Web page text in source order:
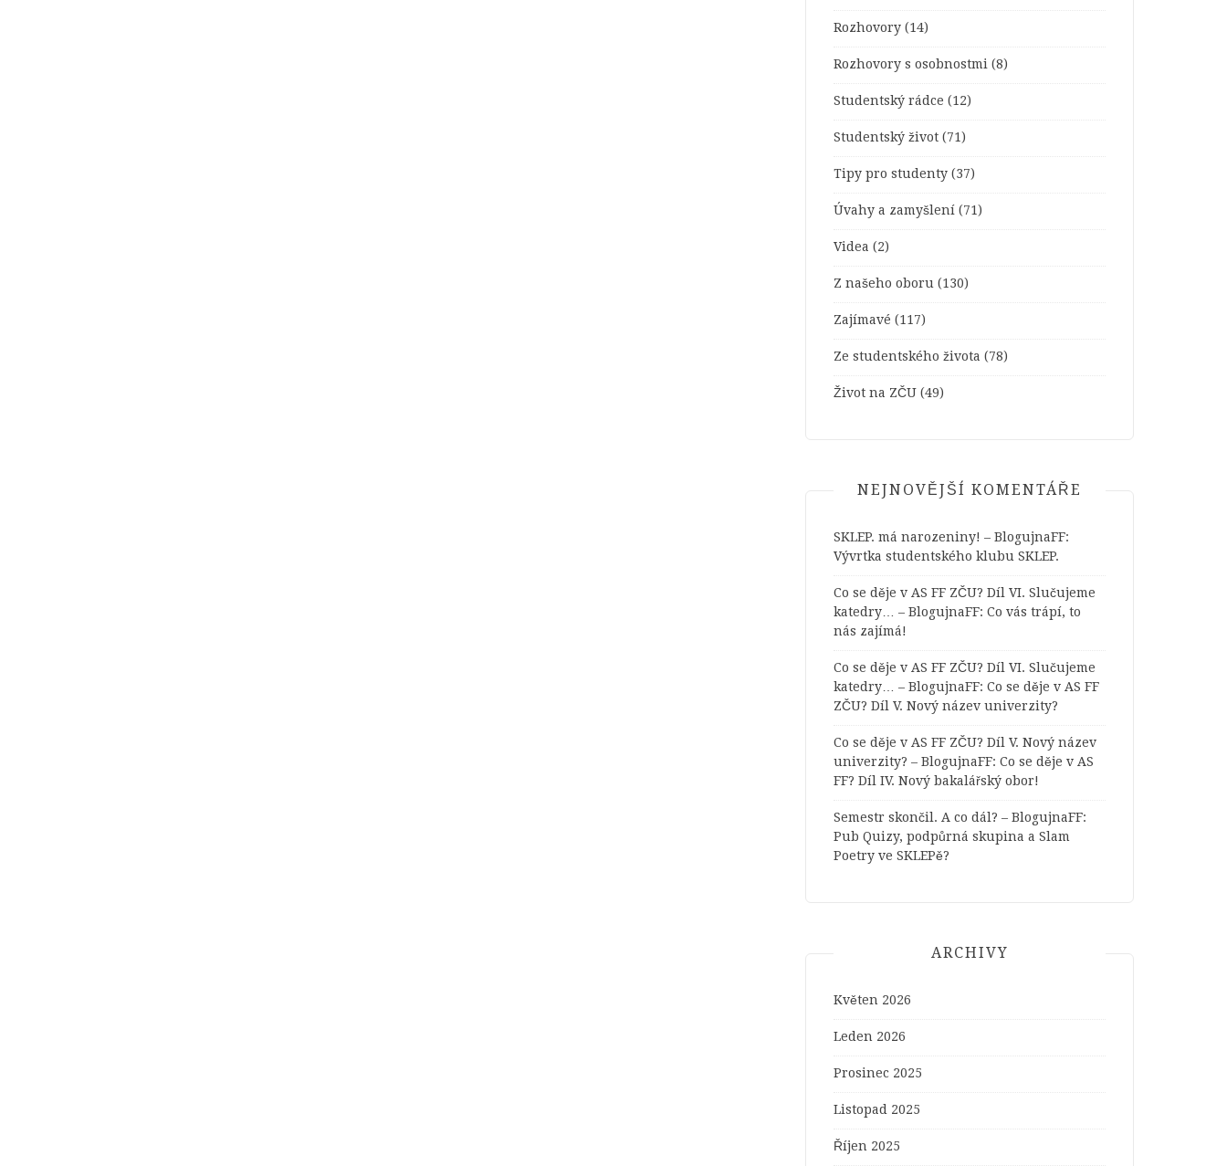
Rozhovory (14)
Rozhovory s osobnostmi (8)
Studentský rádce (12)
Studentský život (71)
Tipy pro studenty (37)
Úvahy a zamyšlení (71)
Videa (2)
Z našeho oboru (130)
Zajímavé (117)
Ze studentského života (78)
Život na ZČU (49)
NEJNOVĚJŠÍ KOMENTÁŘE
SKLEP. má narozeniny! – BlogujnaFF:
Vývrtka studentského klubu SKLEP.
Co se děje v AS FF ZČU? Díl VI. Slučujeme
katedry… – BlogujnaFF: Co vás trápí, to
nás zajímá!
Co se děje v AS FF ZČU? Díl VI. Slučujeme
katedry… – BlogujnaFF: Co se děje v AS FF
ZČU? Díl V. Nový název univerzity?
Co se děje v AS FF ZČU? Díl V. Nový název
univerzity? – BlogujnaFF: Co se děje v AS
FF? Díl IV. Nový bakalářský obor!
Semestr skončil. A co dál? – BlogujnaFF:
Pub Quizy, podpůrná skupina a Slam
Poetry ve SKLEPě?
ARCHIVY
Květen 2026
Leden 2026
Prosinec 2025
Listopad 2025
Říjen 2025